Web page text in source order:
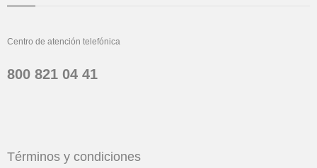
Centro de atención telefónica
800 821 04 41
Términos y condiciones